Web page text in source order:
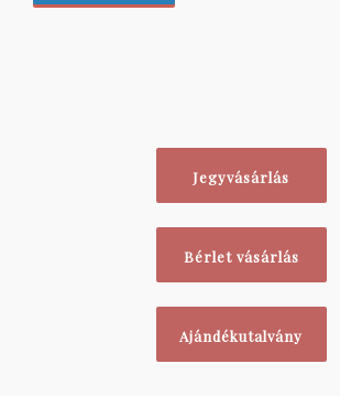
Jegyvásárlás
Bérlet vásárlás
Ajándékutalvány